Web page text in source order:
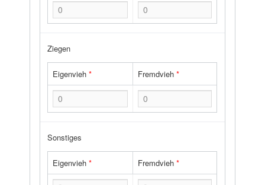
Ziegen
Eigenvieh* Fremdvieh*
Sonstiges
Eigenvieh* Fremdvieh*